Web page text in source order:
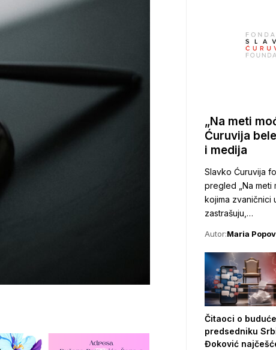
„Na meti
Ćuruvija
i medija
Slavko Ćuruvija
pregled „Na meti
kojima zvaničnici
zastrašuju,…
Autor:Maria
Čitaoci o
predsedniku
Đoković